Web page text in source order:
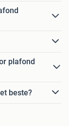
plafond
beste?